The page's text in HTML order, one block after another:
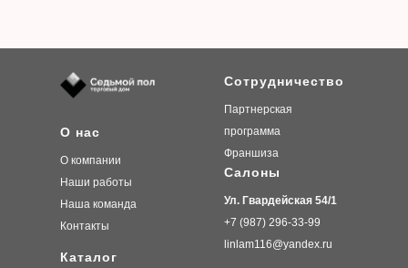
Каталог
О нас
О компании
Наши работы
Наша команда
Контакты
Салоны
Ул. Гвардейская 54/1
+7 (987) 296-33-99
linlam116@yandex.ru
Сотрудничество
Партнерская
программа
Франшиза